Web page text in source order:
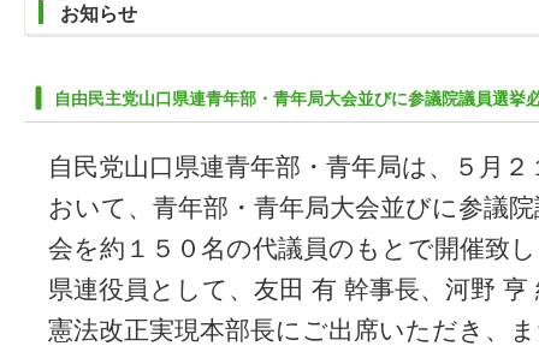
お知らせ
自由民主党山口県連青年部・青年局大会並びに参議院議員選挙
自民党山口県連青年部・青年局は、５月
おいて、青年部・青年局大会並びに参議
会を約１５０名の代議員のもとで開催致
県連役員として、友田 有 幹事長、河野 亨
憲法改正実現本部長にご出席いただき、